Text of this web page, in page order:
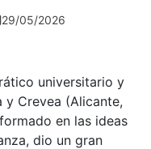
29/05/2026
universitario y
y Crevea (Alicante,
en las ideas
dio un gran